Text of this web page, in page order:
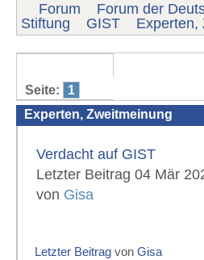
Forum
Forum der
Stiftung
GIST Experten,
Seite:
1
Experten, Zweitmeinung
Verdacht auf GIST
Letzter Beitrag 04 Mär
von Gisa
Letzter Beitrag vonGisa